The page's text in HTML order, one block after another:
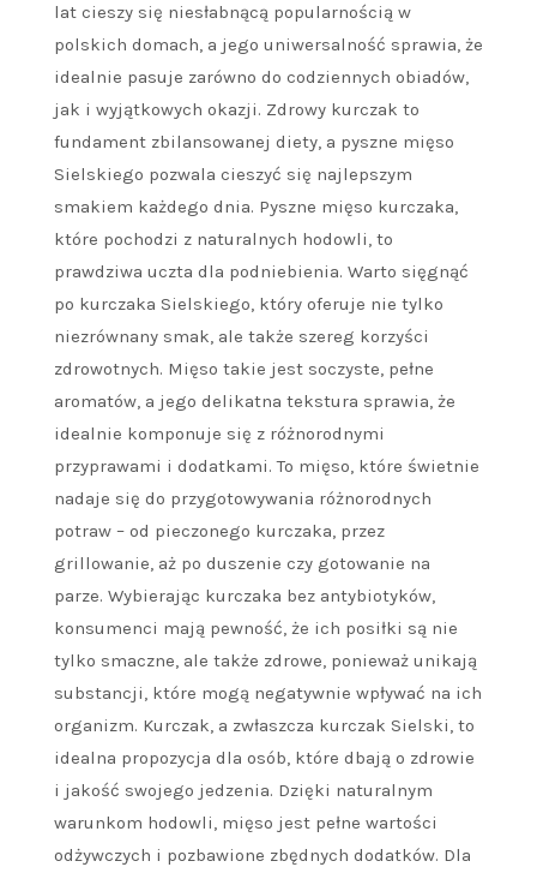
lat cieszy się niesłabnącą popularnością w
polskich domach, a jego uniwersalność sprawia, że
idealnie pasuje zarówno do codziennych obiadów,
jak i wyjątkowych okazji. Zdrowy kurczak to
fundament zbilansowanej diety, a pyszne mięso
Sielskiego pozwala cieszyć się najlepszym
smakiem każdego dnia. Pyszne mięso kurczaka,
które pochodzi z naturalnych hodowli, to
prawdziwa uczta dla podniebienia. Warto sięgnąć
po kurczaka Sielskiego, który oferuje nie tylko
niezrównany smak, ale także szereg korzyści
zdrowotnych. Mięso takie jest soczyste, pełne
aromatów, a jego delikatna tekstura sprawia, że
idealnie komponuje się z różnorodnymi
przyprawami i dodatkami. To mięso, które świetnie
nadaje się do przygotowywania różnorodnych
potraw – od pieczonego kurczaka, przez
grillowanie, aż po duszenie czy gotowanie na
parze. Wybierając kurczaka bez antybiotyków,
konsumenci mają pewność, że ich posiłki są nie
tylko smaczne, ale także zdrowe, ponieważ unikają
substancji, które mogą negatywnie wpływać na ich
organizm. Kurczak, a zwłaszcza kurczak Sielski, to
idealna propozycja dla osób, które dbają o zdrowie
i jakość swojego jedzenia. Dzięki naturalnym
warunkom hodowli, mięso jest pełne wartości
odżywczych i pozbawione zbędnych dodatków. Dla